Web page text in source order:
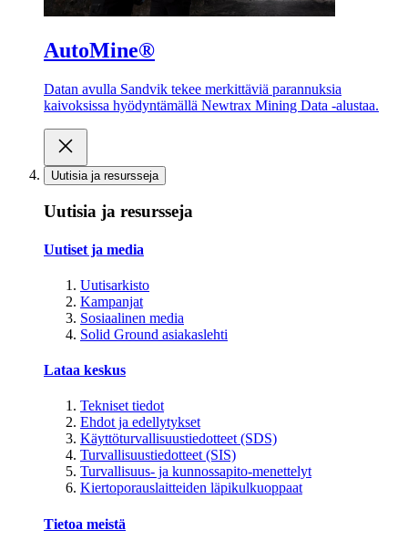
AutoMine®
Datan avulla Sandvik tekee merkittäviä parannuksia
kaivoksissa hyödyntämällä Newtrax Mining Data -alustaa.
Uutisia ja resursseja
Uutisia ja resursseja
Uutiset ja media
Uutisarkisto
Kampanjat
Sosiaalinen media
Solid Ground asiakaslehti
Lataa keskus
Tekniset tiedot
Ehdot ja edellytykset
Käyttöturvallisuustiedotteet (SDS)
Turvallisuustiedotteet (SIS)
Turvallisuus- ja kunnossapito-menettelyt
Kiertoporauslaitteiden läpikulkuoppaat
Tietoa meistä